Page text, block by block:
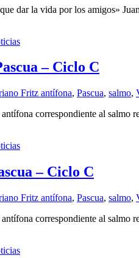
dar la vida por los amigos»
– Ciclo C
Fritz antífona, Pascua, salmo,
correspondiente al
– Ciclo C
Fritz antífona, Pascua, salmo,
correspondiente al